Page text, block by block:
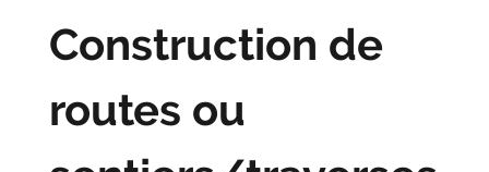
Construction de
routes ou